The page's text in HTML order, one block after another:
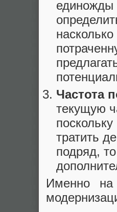
единожды
Частота
текущую
тратить
подряд,
Именно на